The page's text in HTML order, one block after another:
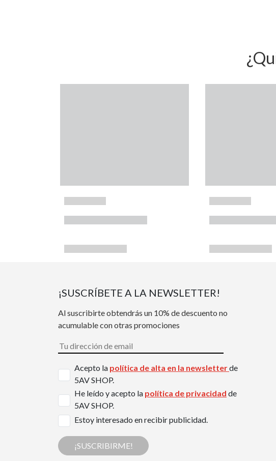
¡SUSCRÍBETE A LA NEWSLETTER!
Al suscribirte obtendrás un 10% de descuento no
acumulable con otras promociones
Acepto la política de alta en la newsletterde
5AV SHOP.
He leído y acepto la política de privacidad de
5AV SHOP.
Estoy interesado en recibir publicidad.
¡SUSCRIBIRME!